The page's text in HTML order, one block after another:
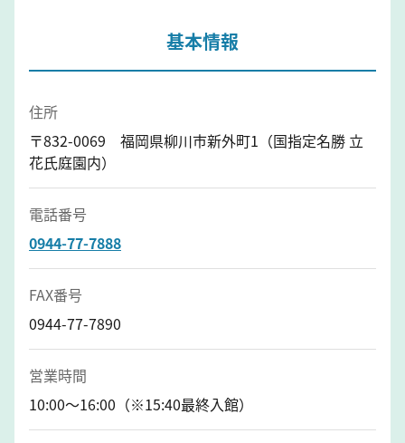
基本情報
住所
〒832-0069 福岡県柳川市新外町1（国指定名勝 立
花氏庭園内）
電話番号
0944-77-7888
FAX番号
0944-77-7890
営業時間
10:00〜16:00（※15:40最終入館）